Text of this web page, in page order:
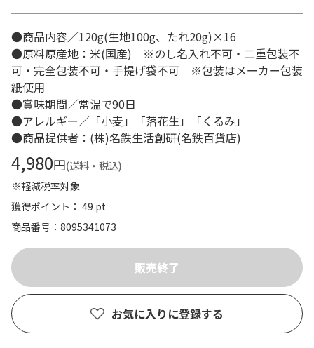
●商品内容／120g(生地100g、たれ20g)×16
●原料原産地：米(国産) ※のし名入れ不可・二重包装不
可・完全包装不可・手提げ袋不可 ※包装はメーカー包装
紙使用
●賞味期間／常温で90日
●アレルギー／「小麦」「落花生」「くるみ」
●商品提供者：(株)名鉄生活創研(名鉄百貨店)
4,980円(送料・税込)
※軽減税率対象
獲得ポイント： 49 pt
商品番号
8095341073
お気に入りに登録する